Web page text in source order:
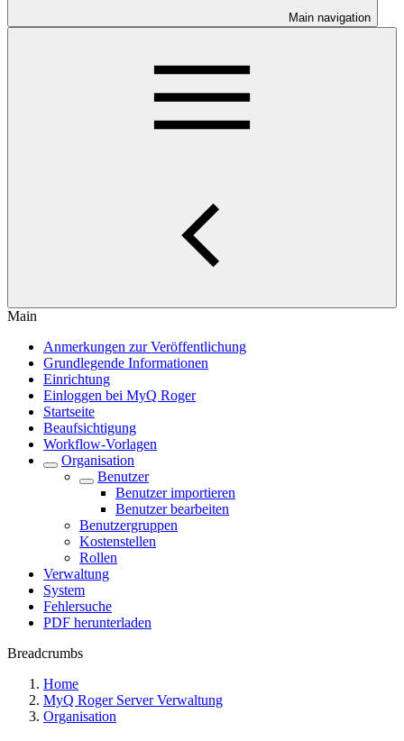
Main navigation
Main
Anmerkungen zur Veröffentlichung
Grundlegende Informationen
Einrichtung
Einloggen bei MyQ Roger
Startseite
Beaufsichtigung
Workflow-Vorlagen
Organisation
Benutzer
Benutzer importieren
Benutzer bearbeiten
Benutzergruppen
Kostenstellen
Rollen
Verwaltung
System
Fehlersuche
PDF herunterladen
Breadcrumbs
Home
MyQ Roger Server Verwaltung
Organisation